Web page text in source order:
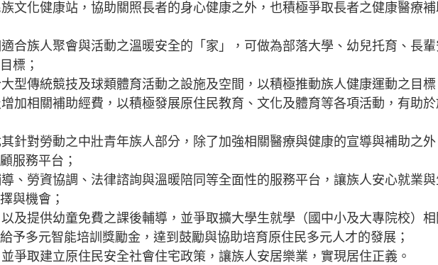
文化健康站，協助關照長者的身心健康之外，也積極爭取長者之健康醫療
合族人聚會與活動之溫暖安全的「家」，可做為部落大學、幼兒托育、長
標；
型傳統競技及球類體育活動之設施及空間，以積極推動族人健康運動之目標
加相關補助經費，以積極發展原住民教育、文化及體育等各項活動，有助
針對勞動之中壯青年族人部分，除了加強相關醫療與健康的宣導與補助之
服務平台；
、勞資協調、法律諮詢與溫暖陪同等全面性的服務平台，讓族人安心就業
與機會；
及提供幼童免費之課後輔導，並爭取擴大學生就學（國中小及大專院校）
予多元智能培訓獎勵金，達到鼓勵與協助培育原住民多元人才的發展；
爭取建立原住民安全社會住宅政策，讓族人安居樂業，實現居住正義。